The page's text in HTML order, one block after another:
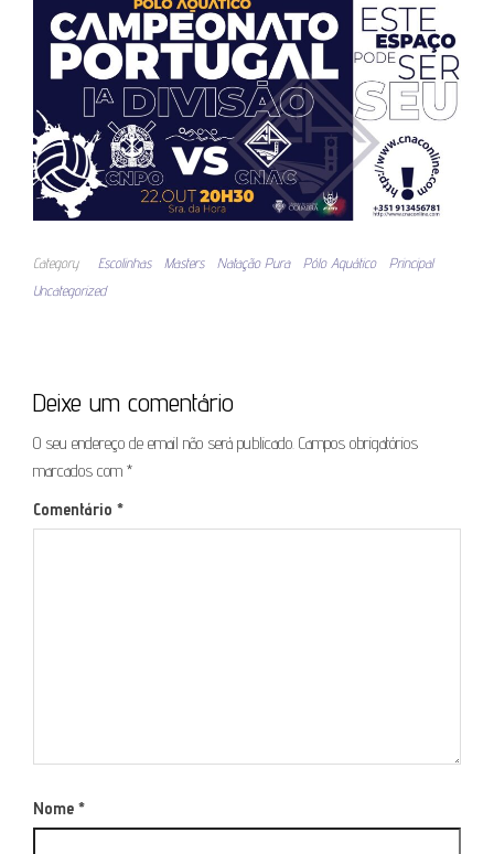
Category Escolinhas Masters Natação Pura Pólo Aquático
Principal
Uncategorized
Deixe um comentário
O seu endereço de email não será publicado. Campos obrigatórios
marcados com *
Comentário *
Nome *